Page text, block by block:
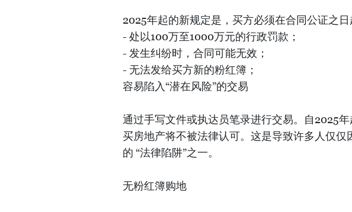
2025年起的新规定是，买方必须在合同公证之日
- 处以100万至1000万元的行政罚款；
- 发生纠纷时，合同可能无效；
- 无法发给买方新的粉红簿；
容易陷入“潜在风险”的交易
通过手写文件或执达员笔录进行交易。自2025
买房地产将不被法律认可。这是导致许多人仅
的 “法律陷阱”之一。
无粉红簿购地